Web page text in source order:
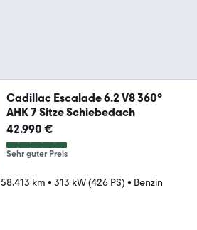
Cadillac Escalade 6.2 V8 360°
AHK 7 Sitze Schiebedach
42.990 €
Sehr guter Preis
58.413 km • 313 kW (426 PS) • Benzin